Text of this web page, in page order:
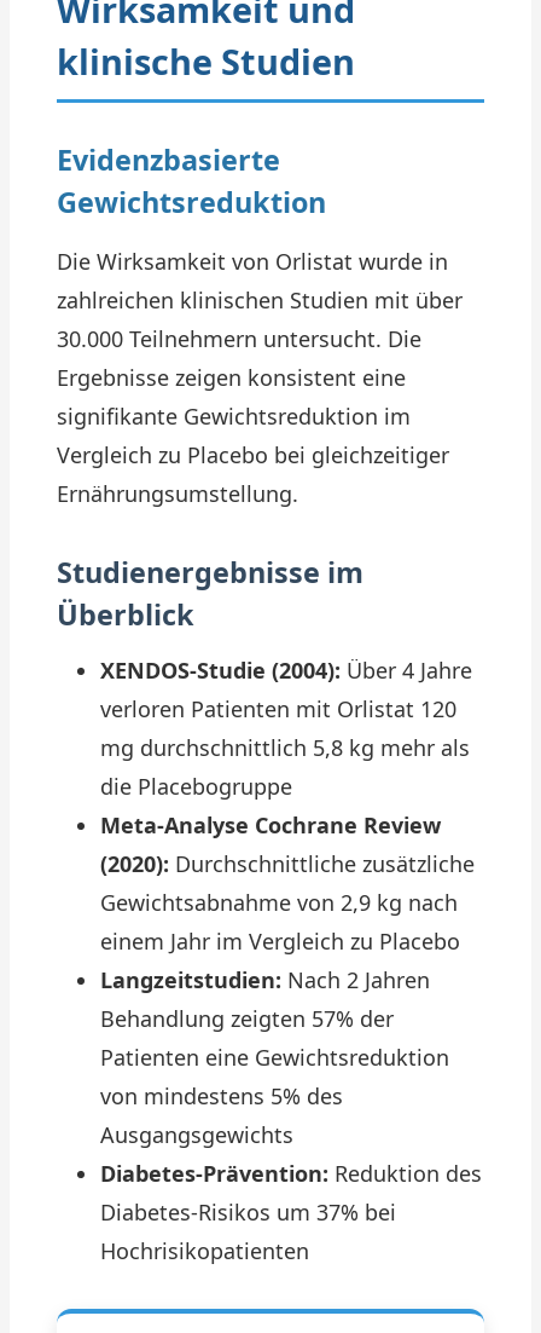
klinische Studien
Evidenzbasierte
Gewichtsreduktion
Die Wirksamkeit von Orlistat wurde in
zahlreichen klinischen Studien mit über
30.000 Teilnehmern untersucht. Die
Ergebnisse zeigen konsistent eine
signifikante Gewichtsreduktion im
Vergleich zu Placebo bei gleichzeitiger
Ernährungsumstellung.
Studienergebnisse im
Überblick
XENDOS-Studie (2004): Über 4 Jahre
verloren Patienten mit Orlistat 120
mg durchschnittlich 5,8 kg mehr als
die Placebogruppe
Meta-Analyse Cochrane Review
(2020): Durchschnittliche zusätzliche
Gewichtsabnahme von 2,9 kg nach
einem Jahr im Vergleich zu Placebo
Langzeitstudien: Nach 2 Jahren
Behandlung zeigten 57% der
Patienten eine Gewichtsreduktion
von mindestens 5% des
Ausgangsgewichts
Diabetes-Prävention: Reduktion des
Diabetes-Risikos um 37% bei
Hochrisikopatienten